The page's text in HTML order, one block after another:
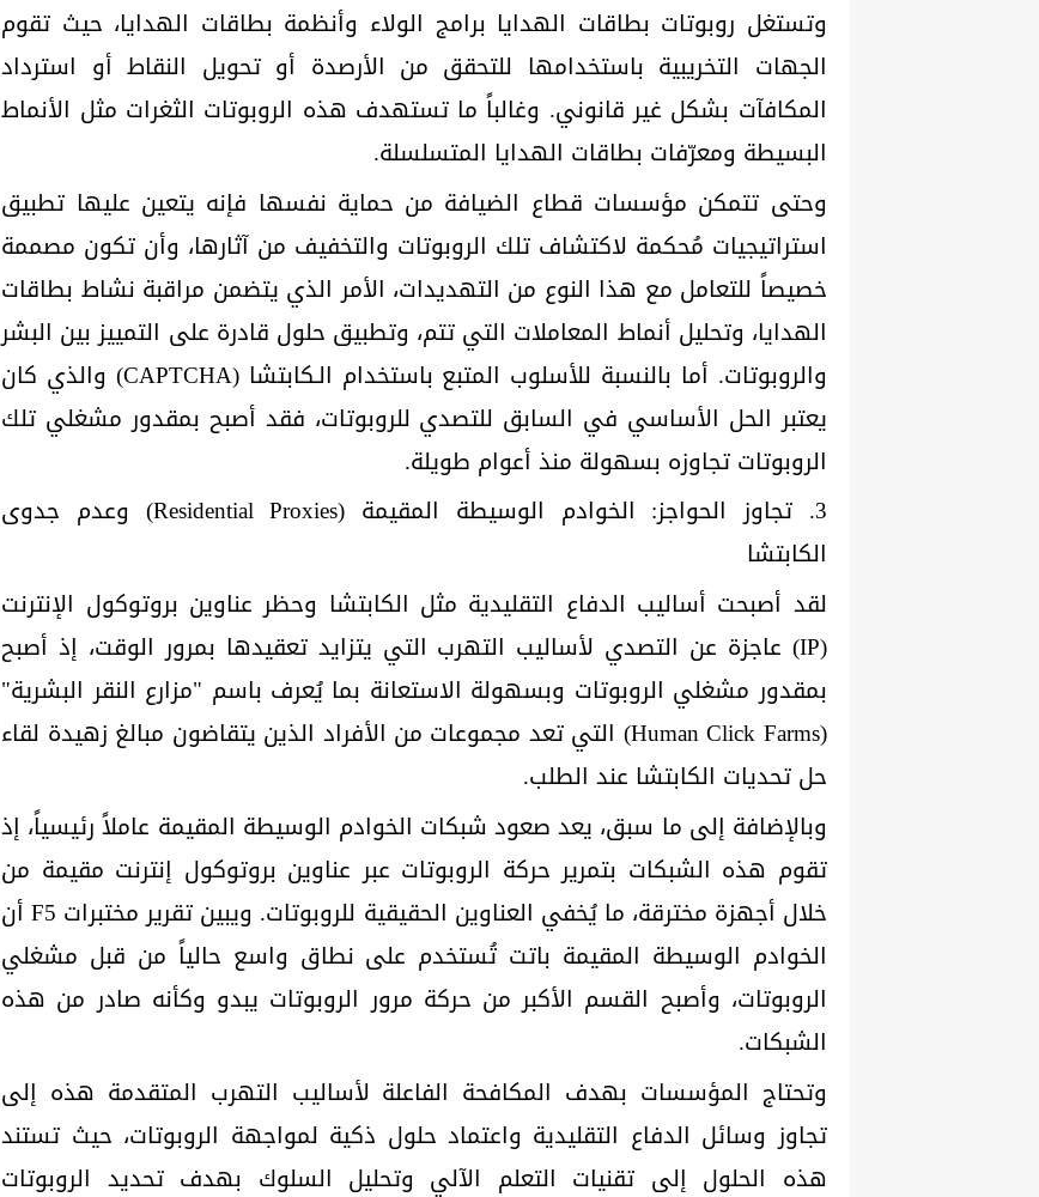
وتستغل روبوتات بطاقات الهدايا برامج الولاء وأنظمة بطاقات الهدايا، حيث تقوم
الجهات التخريبية باستخدامها للتحقق من الأرصدة أو تحويل النقاط أو استرداد
المكافآت بشكل غير قانوني. وغالباً ما تستهدف هذه الروبوتات الثغرات مثل الأنماط
البسيطة ومعرّفات بطاقات الهدايا المتسلسلة.
وحتى تتمكن مؤسسات قطاع الضيافة من حماية نفسها فإنه يتعين عليها تطبيق
استراتيجيات مُحكمة لاكتشاف تلك الروبوتات والتخفيف من آثارها، وأن تكون مصممة
خصيصاً للتعامل مع هذا النوع من التهديدات، الأمر الذي يتضمن مراقبة نشاط بطاقات
الهدايا، وتحليل أنماط المعاملات التي تتم، وتطبيق حلول قادرة على التمييز بين البشر
والروبوتات. أما بالنسبة للأسلوب المتبع باستخدام الـكابتشا (CAPTCHA) والذي كان
يعتبر الحل الأساسي في السابق للتصدي للروبوتات، فقد أصبح بمقدور مشغلي تلك
الروبوتات تجاوزه بسهولة منذ أعوام طويلة.
3. تجاوز الحواجز: الخوادم الوسيطة المقيمة (Residential Proxies) وعدم جدوى
الكابتشا
لقد أصبحت أساليب الدفاع التقليدية مثل الكابتشا وحظر عناوين بروتوكول الإنترنت
(IP) عاجزة عن التصدي لأساليب التهرب التي يتزايد تعقيدها بمرور الوقت، إذ أصبح
بمقدور مشغلي الروبوتات وبسهولة الاستعانة بما يُعرف باسم "مزارع النقر البشرية"
(Human Click Farms) التي تعد مجموعات من الأفراد الذين يتقاضون مبالغ زهيدة لقاء
حل تحديات الكابتشا عند الطلب.
وبالإضافة إلى ما سبق، يعد صعود شبكات الخوادم الوسيطة المقيمة عاملاً رئيسياً، إذ
تقوم هذه الشبكات بتمرير حركة الروبوتات عبر عناوين بروتوكول إنترنت مقيمة من
خلال أجهزة مخترقة، ما يُخفي العناوين الحقيقية للروبوتات. ويبين تقرير مختبرات F5 أن
الخوادم الوسيطة المقيمة باتت تُستخدم على نطاق واسع حالياً من قبل مشغلي
الروبوتات، وأصبح القسم الأكبر من حركة مرور الروبوتات يبدو وكأنه صادر من هذه
الشبكات.
وتحتاج المؤسسات بهدف المكافحة الفاعلة لأساليب التهرب المتقدمة هذه إلى
تجاوز وسائل الدفاع التقليدية واعتماد حلول ذكية لمواجهة الروبوتات، حيث تستند
هذه الحلول إلى تقنيات التعلم الآلي وتحليل السلوك بهدف تحديد الروبوتات